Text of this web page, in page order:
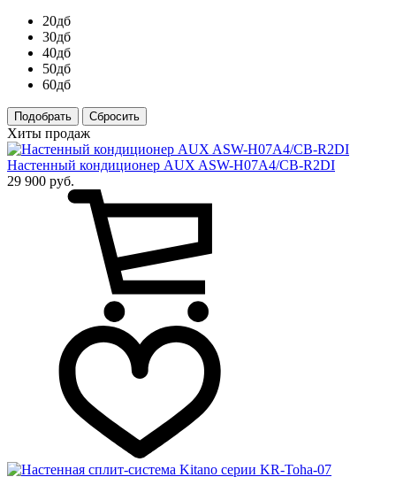
20дб
30дб
40дб
50дб
60дб
Подобрать
Хиты продаж
Настенный кондиционер AUX ASW-H07A4/CB-R2DI
29 900 руб.